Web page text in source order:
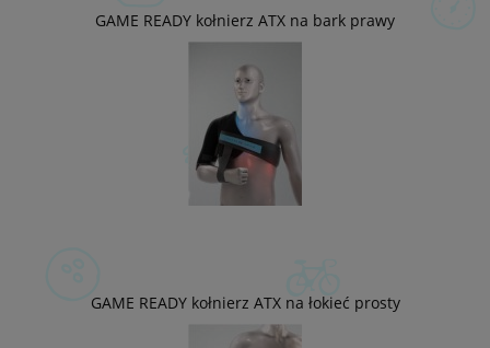
GAME READY kołnierz ATX na bark prawy
GAME READY kołnierz ATX na łokieć prosty